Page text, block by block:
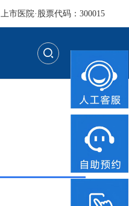
上市医院·股票代码：300015